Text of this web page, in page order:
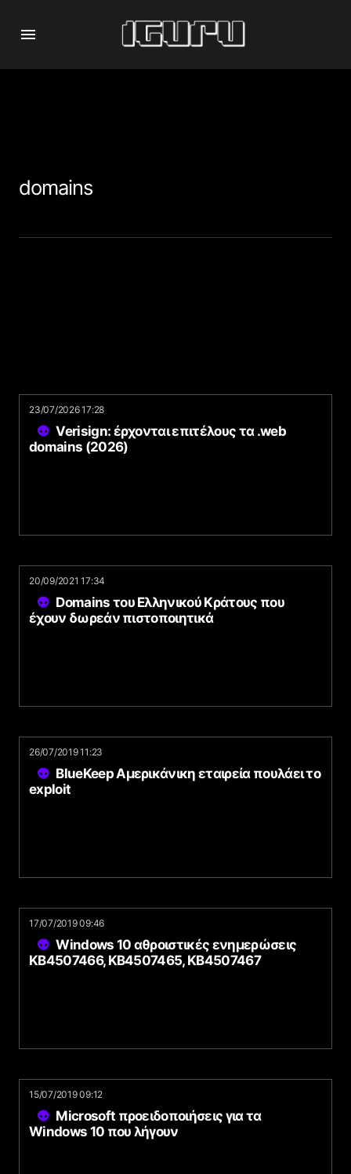
domains
23/07/2026 17:28
Verisign: έρχονται επιτέλους τα .web
domains (2026)
20/09/2021 17:34
Domains του Ελληνικού Κράτους που
έχουν δωρεάν πιστοποιητικά
26/07/2019 11:23
BlueKeep Αμερικάνικη εταιρεία πουλάει το
exploit
17/07/2019 09:46
Windows 10 αθροιστικές ενημερώσεις
KB4507466, KB4507465, KB4507467
15/07/2019 09:12
Microsoft προειδοποιήσεις για τα
Windows 10 που λήγουν